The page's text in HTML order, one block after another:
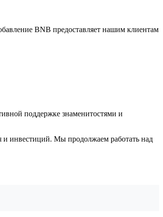
BNB предоставляет нашим клиентам
поддержке знаменитостями и
и инвестиций. Мы продолжаем работать над